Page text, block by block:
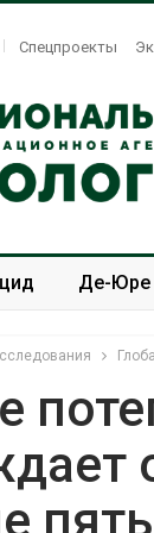
Спецпроекты
Де-Юре
Американские
о
из-за